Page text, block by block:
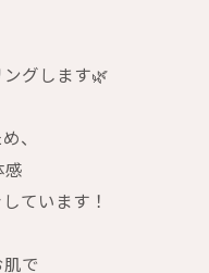
グします🌿
、
感
ています！
で